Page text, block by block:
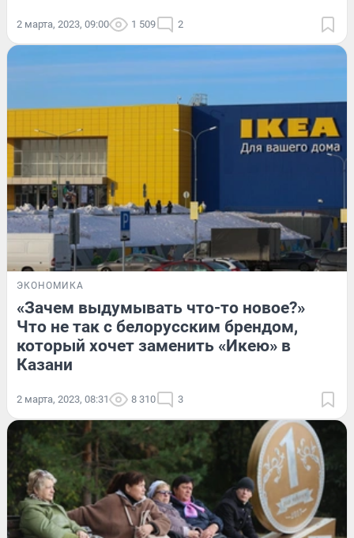
2 марта, 2023, 09:00 1 509 2
ЭКОНОМИКА
«Зачем выдумывать что-то новое?»
Что не так с белорусским брендом,
который хочет заменить «Икею» в
Казани
2 марта, 2023, 08:31 8 310 3